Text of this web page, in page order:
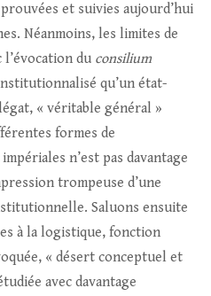
et suivies aujourd’hui
Néanmoins, les limites de
l’évocation du consilium
qu’un état-
« véritable général »
formes de
n’est pas davantage
trompeuse d’une
Saluons ensuite
à la logistique, fonction
« désert conceptuel et
avec davantage